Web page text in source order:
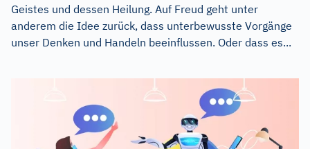
Geistes und dessen Heilung. Auf Freud geht unter
anderem die Idee zurück, dass unterbewusste Vorgänge
unser Denken und Handeln beeinflussen. Oder dass es...